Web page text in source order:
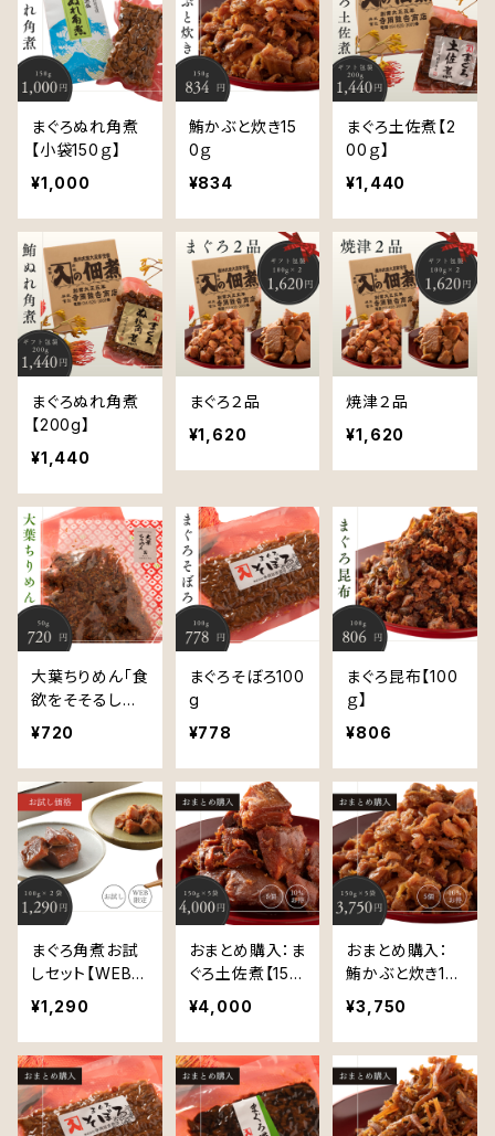
まぐろぬれ角煮
【小袋150ｇ】
¥1,000
鮪かぶと炊き15
0ｇ
¥834
まぐろ土佐煮【2
00ｇ】
¥1,440
まぐろぬれ角煮
【200g】
¥1,440
まぐろ２品
¥1,620
焼津２品
¥1,620
大葉ちりめん「食
欲をそそるしそ
の香り」
¥720
まぐろそぼろ100
g
¥778
まぐろ昆布【100
ｇ】
¥806
まぐろ角煮お試
しセット【WEB限
定価格】
¥1,290
おまとめ購入：ま
ぐろ土佐煮【150
ｇ】
¥4,000
おまとめ購入：
鮪かぶと炊き15
0ｇ
¥3,750